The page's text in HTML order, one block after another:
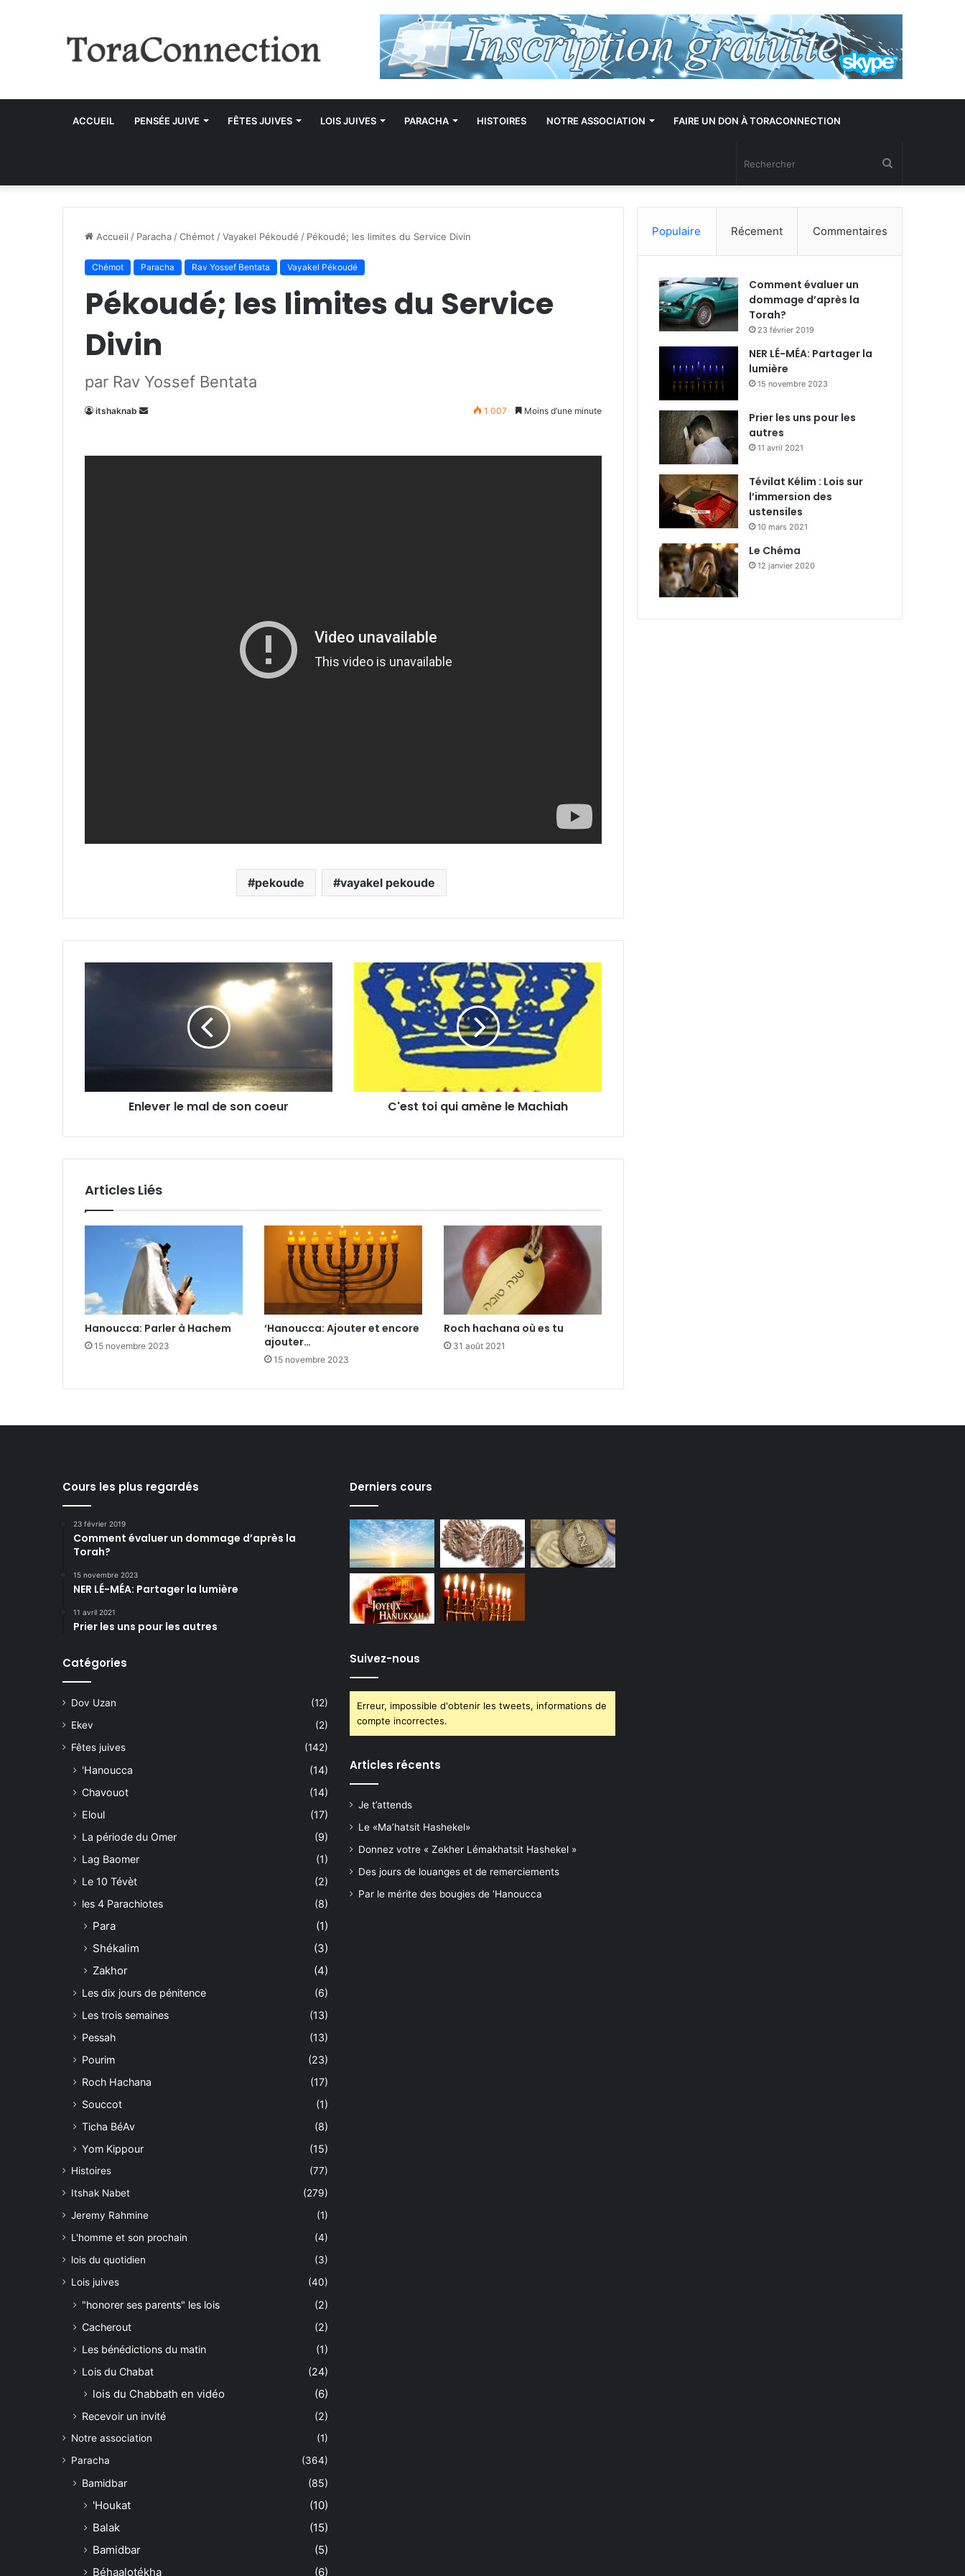
ACCUEIL PENSÉE JUIVE FÊTES JUIVES LOIS JUIVES PARACHA HISTOIRES NOTRE ASSOCIATION FAIRE UN DON À TORACONNECTION
Accueil / Paracha /Chémot /Vayakel Pékoudé / Pékoudé; les limites du Service Divin
Chémot Paracha Rav Yossef Bentata Vayakel Pékoudé
Pékoudé; les limites du Service
Divin
par Rav Yossef Bentata
itshaknab
Envoyer
1 007 Moins d’une minute
pekoude vayakel pekoude
Enlever le mal de son coeur C'est toi qui amène le Machiah
Articles Liés
Hanoucca: Parler à Hachem
15 novembre 2023
‘Hanoucca: Ajouter et encore
ajouter…
15 novembre 2023
Roch hachana où es tu
31 août 2021
Populaire Récement Commentaires
Comment évaluer un
dommage d’après la
Torah?
23 février 2019
NER LÉ-MÉA: Partager la
lumière
15 novembre 2023
Prier les uns pour les
autres
11 avril 2021
Tévilat Kélim : Lois sur
l’immersion des
ustensiles
10 mars 2021
Le Chéma
12 janvier 2020
Cours les plus regardés
23 février 2019
Comment évaluer un dommage d’après la
Torah?
15 novembre 2023
NER LÉ-MÉA: Partager la lumière
11 avril 2021
Prier les uns pour les autres
Catégories
Dov Uzan
(12)
Ekev
(2)
Fêtes juives
(142)
'Hanoucca
(14)
Chavouot
(14)
Eloul
(17)
La période du Omer
(9)
Lag Baomer
(1)
Le 10 Tévèt
(2)
les 4 Parachiotes
(8)
Para
(1)
Shékalim
(3)
Zakhor
(4)
Les dix jours de pénitence
(6)
Les trois semaines
(13)
Pessah
(13)
Pourim
(23)
Roch Hachana
(17)
Souccot
(1)
Ticha BéAv
(8)
Yom Kippour
(15)
Histoires
(77)
Itshak Nabet
(279)
Jeremy Rahmine
(1)
L'homme et son prochain
(4)
lois du quotidien
(3)
Lois juives
(40)
"honorer ses parents" les lois
(2)
Cacherout
(2)
Les bénédictions du matin
(1)
Lois du Chabat
(24)
lois du Chabbath en vidéo (6)
Recevoir un invité (2)
Notre association
(1)
Paracha
(364)
Bamidbar (85)
'Houkat
(10)
Balak
(15)
Bamidbar
(5)
Béhaalotékha
(6)
Derniers cours
Suivez-nous
Erreur, impossible d'obtenir les tweets, informations de
compte incorrectes.
Articles récents
Je t’attends
Le «Ma’hatsit Hashekel»
Donnez votre « Zekher Lémakhatsit Hashekel »
Des jours de louanges et de remerciements
Par le mérite des bougies de ‘Hanoucca